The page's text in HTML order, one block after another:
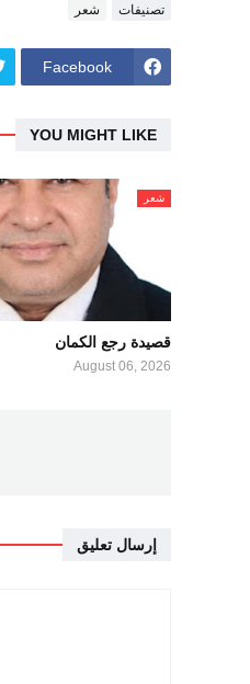
تصنيفات شعر
Facebook
YOU MIGHT LIKE
شعر
قصيدة رجع الكمان
August 06, 2026
إرسال تعليق